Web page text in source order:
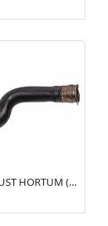
RADYATOR UST HORTUM (R15140) BERLINGO 1.4(1343.J3)